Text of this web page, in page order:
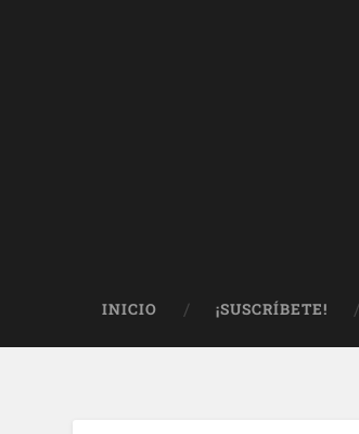
INICIO ¡SUSCRÍBETE!